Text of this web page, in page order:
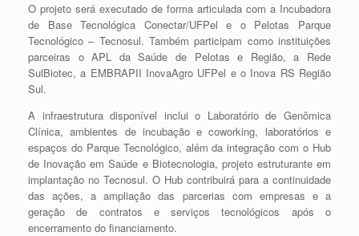
O projeto será executado de forma articulada com a Incubadora
de Base Tecnológica Conectar/UFPel e o Pelotas Parque
Tecnológico – Tecnosul. Também participam como instituições
parceiras o APL da Saúde de Pelotas e Região, a Rede
SulBiotec, a EMBRAPII InovaAgro UFPel e o Inova RS Região
Sul.
A infraestrutura disponível inclui o Laboratório de Genômica
Clínica, ambientes de incubação e coworking, laboratórios e
espaços do Parque Tecnológico, além da integração com o Hub
de Inovação em Saúde e Biotecnologia, projeto estruturante em
implantação no Tecnosul. O Hub contribuirá para a continuidade
das ações, a ampliação das parcerias com empresas e a
geração de contratos e serviços tecnológicos após o
encerramento do financiamento.